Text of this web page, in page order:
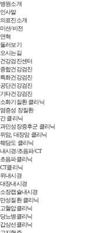
병원소개
인사말
의료진소개
미션/비전
연혁
둘러보기
오시는길
건강검진센터
종합건강검진
특화건강검진
공단건강검진
기타건강검진
소화기질환 클리닉
염증성 장질환
간 클리닉
과민성장증후군 클리닉
위암, 대장암 클리닉
췌담도 클리닉
내시경/초음파/CT
초음파클리닉
CT클리닉
위내시경
대장내시경
소장캡슐내시경
만성질환 클리닉
고혈압클리닉
당뇨병클리닉
갑상선클리닉